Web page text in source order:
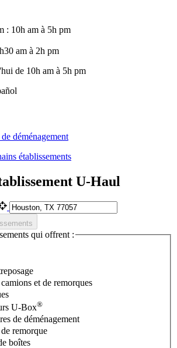
: 10h am à 5h pm
am à 2h pm
de 10h am à 5h pm
déménagement
établissements
U-Haul
qui offrent :
et de remorques
U-Box®
de déménagement
remorque
boîtes